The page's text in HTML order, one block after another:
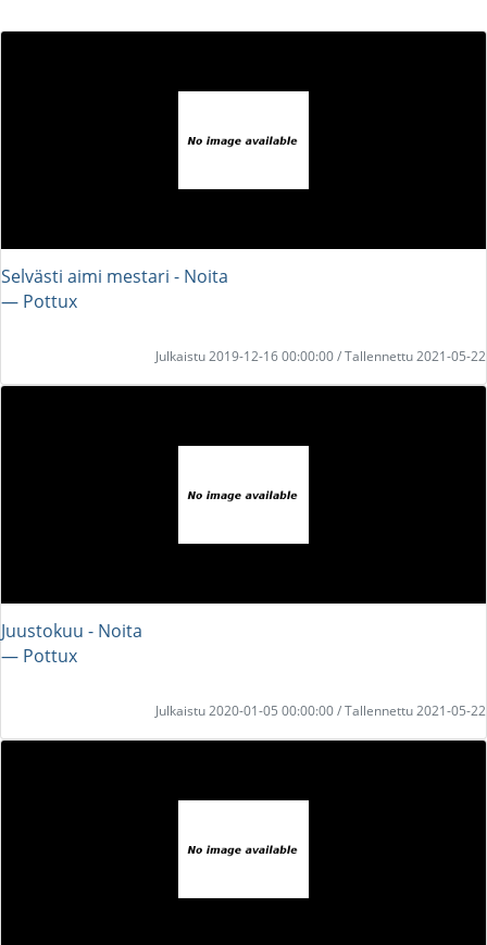
Selvästi aimi mestari - Noita
― Pottux
Julkaistu 2019-12-16 00:00:00 / Tallennettu 2021-05-22
Juustokuu - Noita
― Pottux
Julkaistu 2020-01-05 00:00:00 / Tallennettu 2021-05-22